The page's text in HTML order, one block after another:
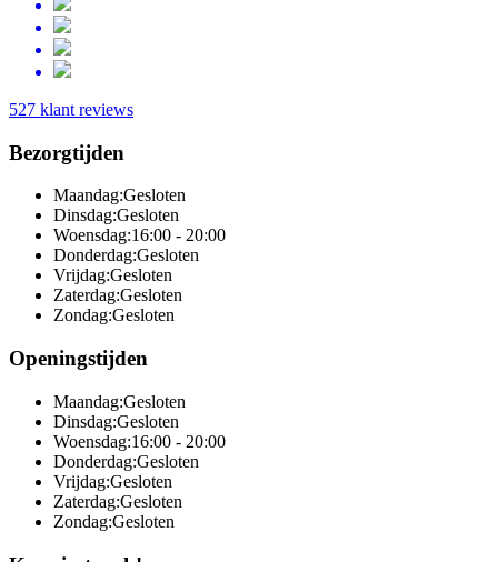
527 klant reviews
Bezorgtijden
Maandag:Gesloten
Dinsdag:Gesloten
Woensdag:16:00 - 20:00
Donderdag:Gesloten
Vrijdag:Gesloten
Zaterdag:Gesloten
Zondag:Gesloten
Openingstijden
Maandag:Gesloten
Dinsdag:Gesloten
Woensdag:16:00 - 20:00
Donderdag:Gesloten
Vrijdag:Gesloten
Zaterdag:Gesloten
Zondag:Gesloten